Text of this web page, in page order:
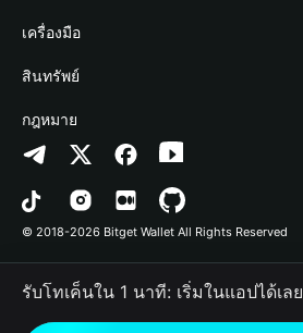
ข่าวสารด้านคริปโต
ศูนย์ช่วยเหลือ
ติดต่อเรา
ทรัพยากรข้อมูลของแบรนด์
อาชีพ
Payfi Crypto
Crypto Swap API
Altcoin Season Index
Prediction Markets
DApp
RWA
เชื่อมต่อ Wallet
Bitget Wallet Pay
ลิสต์โปรเจกต์
Protection Fund
เทคโนโลยีความปลอดภัย
เครื่องมือ
ซื้อคริปโต
การตรวจจับการอนุญาต
การตรวจจับสัญญา
การโอนเป็นชุด
สินทรัพย์
Arbitrum
Avalanche
Bitcoin
Polygon
กฎหมาย
นโยบายความเป็นส่วนตัว
ข้อตกลงในการใช้บริการ
© 2018-2026 Bitget Wallet All Rights Reserved
รับโทเค็นใน 1 นาที: เริ่มในแอปได้เลย